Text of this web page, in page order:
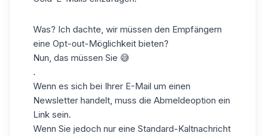
Was? Ich dachte, wir müssen den Empfängern
eine Opt-out-Möglichkeit bieten?
Nun, das müssen Sie 😅
.
Wenn es sich bei Ihrer E-Mail um einen
Newsletter handelt, muss die Abmeldeoption ein
Link sein.
Wenn Sie jedoch nur eine Standard-Kaltnachricht